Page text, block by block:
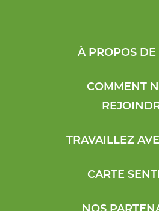
À PROPOS
COMMENT
TRAVAILLEZ
CARTE